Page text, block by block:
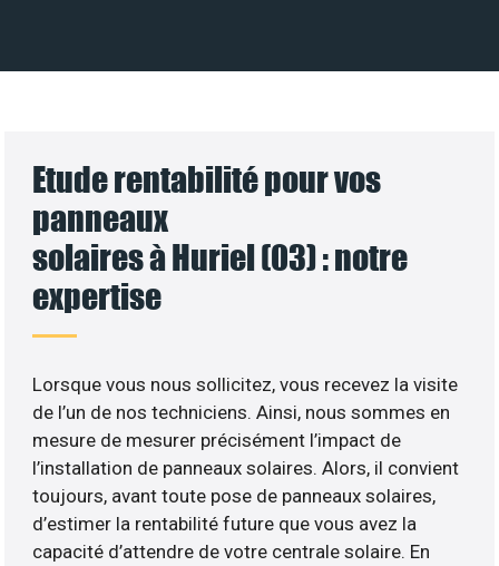
Etude rentabilité pour vos
panneaux
solaires à Huriel (03) : notre
expertise
Lorsque vous nous sollicitez, vous recevez la visite
de l’un de nos techniciens. Ainsi, nous sommes en
mesure de mesurer précisément l’impact de
l’installation de panneaux solaires. Alors, il convient
toujours, avant toute pose de panneaux solaires,
d’estimer la rentabilité future que vous avez la
capacité d’attendre de votre centrale solaire. En